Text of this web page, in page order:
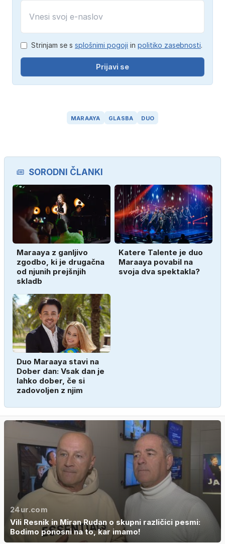
Strinjam se s splošnimi pogoji in politiko zasebnosti.
Prijavi se
MARAAYA GLASBA DUO
SORODNI ČLANKI
Maraaya z ganljivo
zgodbo, ki je drugačna
od njunih prejšnjih
skladb
Katere Talente je duo
Maraaya povabil na
svoja dva spektakla?
Duo Maraaya stavi na
Dober dan: Vsak dan je
lahko dober, če si
zadovoljen z njim
24ur.com
Vili Resnik in Miran Rudan o skupni različici pesmi:
Bodimo ponosni na to, kar imamo!